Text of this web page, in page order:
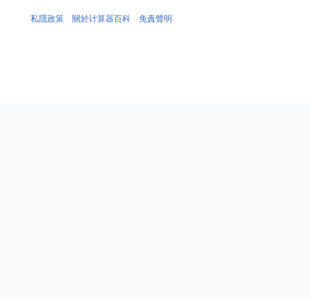
私隱政策 關於计算器百科 免責聲明